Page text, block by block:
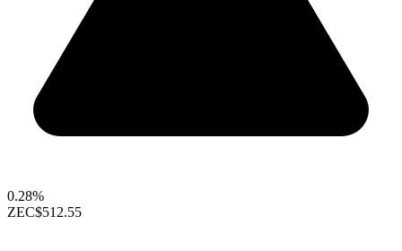
0.28%
ZEC$512.55